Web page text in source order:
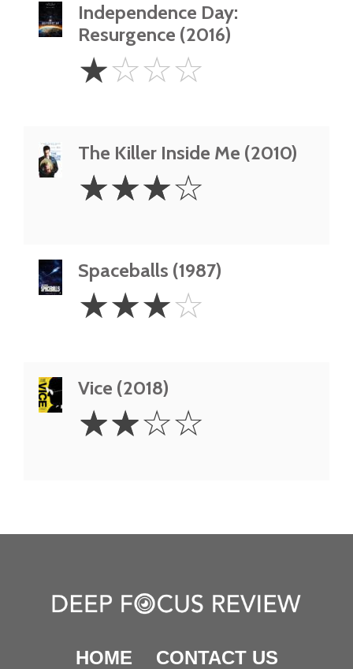
Independence Day:
Resurgence (2016)
Star
☆☆☆☆
The Killer Inside Me (2010)
Stars
☆☆☆☆
Spaceballs (1987)
Stars
☆☆☆☆
Vice (2018)
Stars
☆☆☆☆
HOME CONTACT US